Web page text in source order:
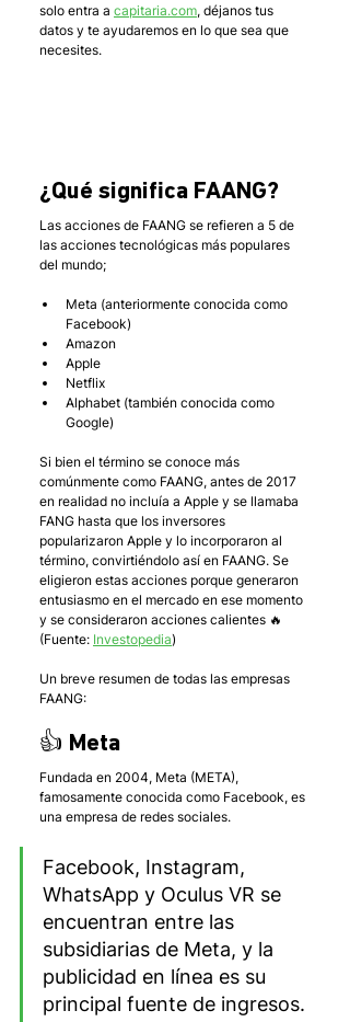
solo entra a capitaria.com, déjanos tus
datos y te ayudaremos en lo que sea que
necesites.
¿Qué significa FAANG?
Las acciones de FAANG se refieren a 5 de
las acciones tecnológicas más populares
del mundo;
Meta (anteriormente conocida como
Facebook)
Amazon
Apple
Netflix
Alphabet (también conocida como
Google)
Si bien el término se conoce más
comúnmente como FAANG, antes de 2017
en realidad no incluía a Apple y se llamaba
FANG hasta que los inversores
popularizaron Apple y lo incorporaron al
término, convirtiéndolo así en FAANG. Se
eligieron estas acciones porque generaron
entusiasmo en el mercado en ese momento
y se consideraron acciones calientes 🔥
(Fuente: Investopedia)
Un breve resumen de todas las empresas
FAANG:
👍 Meta
Fundada en 2004, Meta (META),
famosamente conocida como Facebook, es
una empresa de redes sociales.
Facebook, Instagram,
WhatsApp y Oculus VR se
encuentran entre las
subsidiarias de Meta, y la
publicidad en línea es su
principal fuente de ingresos.